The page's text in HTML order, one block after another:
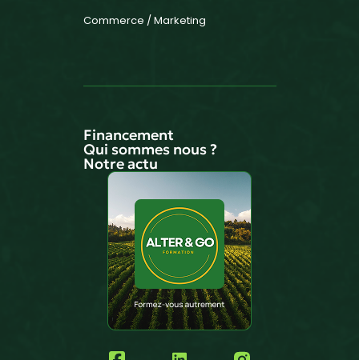
Commerce / Marketing
Financement
Qui sommes nous ?
Notre actu